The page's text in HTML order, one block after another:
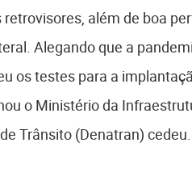
além de boa
Alegando que a
os testes para a
o Ministério da
Trânsito (Denatran) cedeu.